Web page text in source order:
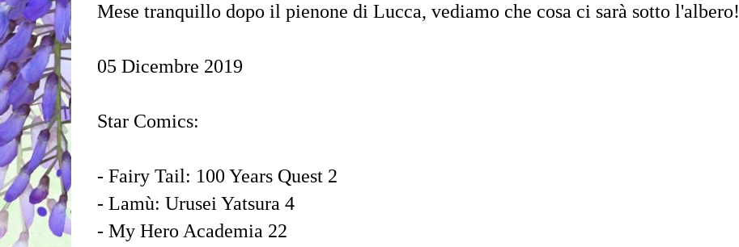
Mese tranquillo dopo il pienone di Lucca, vediamo che cosa ci sarà sotto l'albero!
05 Dicembre 2019
Star Comics:
- Fairy Tail: 100 Years Quest 2
- Lamù: Urusei Yatsura 4
- My Hero Academia 22